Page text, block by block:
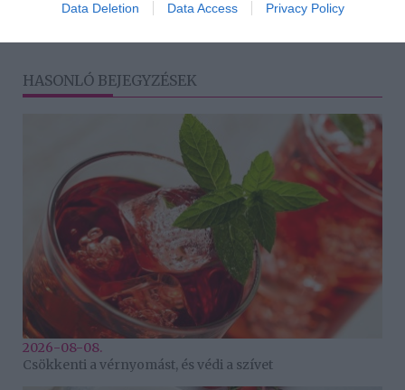
Data Deletion Data Access Privacy Policy
Korábbi bejegyzések Következő bejegyzés
HASONLÓ BEJEGYZÉSEK
2026-08-08.
Csökkenti a vérnyomást, és védi a szívet